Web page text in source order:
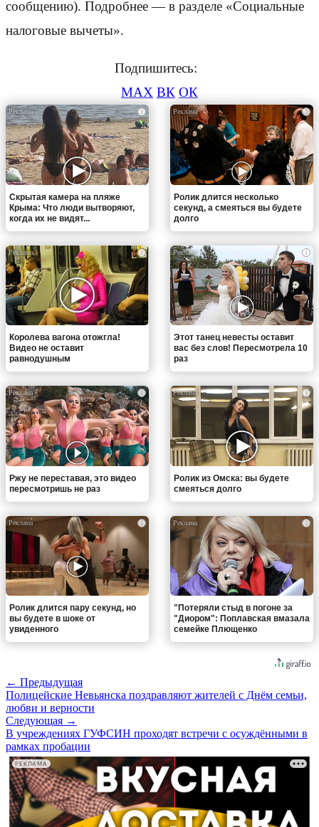
сообщению). Подробнее — в разделе «Социальные
налоговые вычеты».
Подпишитесь:
MAX ВК ОК
i
Скрытая камера на пляже
Крыма: Что люди вытворяют,
когда их не видят...
i
Ролик длится несколько
секунд, а смеяться вы будете
долго
i
Королева вагона отожгла!
Видео не оставит
равнодушным
i
Этот танец невесты оставит
вас без слов! Пересмотрела 10
раз
i
Ржу не переставая, это видео
пересмотришь не раз
i
Ролик из Омска: вы будете
смеяться долго
i
Ролик длится пару секунд, но
вы будете в шоке от
увиденного
i
"Потеряли стыд в погоне за
"Диором": Поплавская вмазала
семейке Плющенко
← Предыдущая
Полицейские Невьянска поздравляют жителей с Днём семьи,
любви и верности
Следующая →
В учреждениях ГУФСИН проходят встречи с осуждёнными в
рамках пробации
РЕКЛАМА